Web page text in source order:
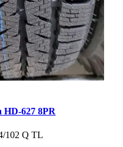
HD-627 8PR
102 Q TL